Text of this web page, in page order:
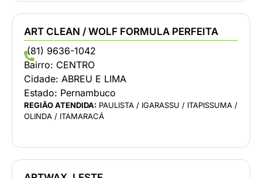
ART CLEAN / WOLF FORMULA PERFEITA
(81) 9636-1042
Bairro: CENTRO
Cidade: ABREU E LIMA
Estado: Pernambuco
REGIÃO ATENDIDA: PAULISTA / IGARASSU / ITAPISSUMA /
OLINDA / ITAMARACÁ